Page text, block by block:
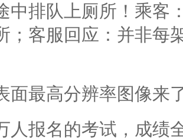
中排队上厕所！乘客
；客服回应：并非每
面最高分辨率图像来
人报名的考试，成绩